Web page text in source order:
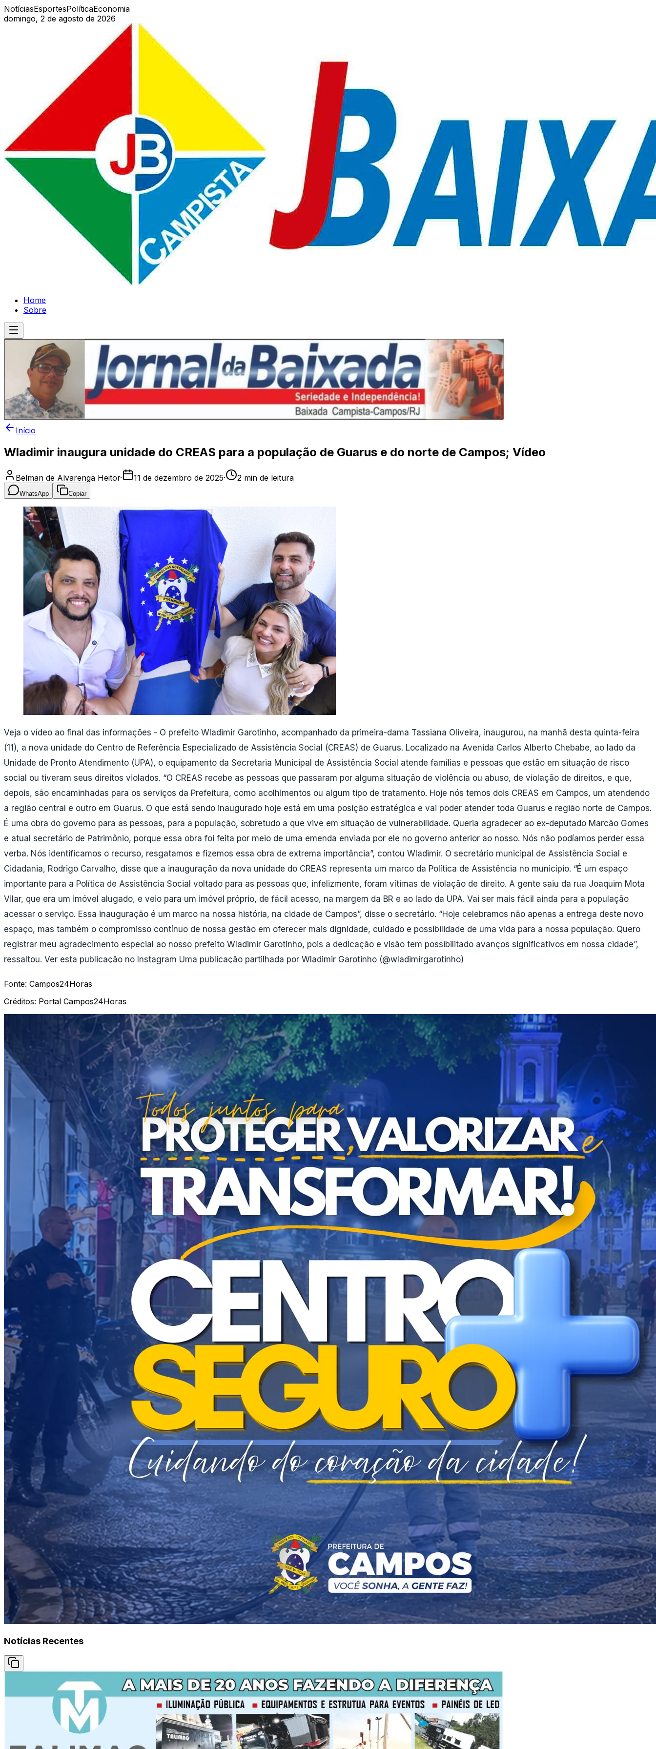
NotíciasEsportesPolíticaEconomia
domingo, 2 de agosto de 2026
Home
Sobre
Início
Wladimir inaugura unidade do CREAS para a população de Guarus e do norte de Campos; Vídeo
Belman de Alvarenga Heitor· 11 de dezembro de 2025· 2 min de leitura
WhatsApp Copiar
Veja o vídeo ao final das informações - O prefeito Wladimir Garotinho, acompanhado da primeira-dama Tassiana Oliveira, inaugurou, na manhã desta quinta-feira
(11), a nova unidade do Centro de Referência Especializado de Assistência Social (CREAS) de Guarus. Localizado na Avenida Carlos Alberto Chebabe, ao lado da
Unidade de Pronto Atendimento (UPA), o equipamento da Secretaria Municipal de Assistência Social atende famílias e pessoas que estão em situação de risco
social ou tiveram seus direitos violados. “O CREAS recebe as pessoas que passaram por alguma situação de violência ou abuso, de violação de direitos, e que,
depois, são encaminhadas para os serviços da Prefeitura, como acolhimentos ou algum tipo de tratamento. Hoje nós temos dois CREAS em Campos, um atendendo
a região central e outro em Guarus. O que está sendo inaugurado hoje está em uma posição estratégica e vai poder atender toda Guarus e região norte de Campos.
É uma obra do governo para as pessoas, para a população, sobretudo a que vive em situação de vulnerabilidade. Queria agradecer ao ex-deputado Marcão Gomes
e atual secretário de Patrimônio, porque essa obra foi feita por meio de uma emenda enviada por ele no governo anterior ao nosso. Nós não podíamos perder essa
verba. Nós identificamos o recurso, resgatamos e fizemos essa obra de extrema importância”, contou Wladimir. O secretário municipal de Assistência Social e
Cidadania, Rodrigo Carvalho, disse que a inauguração da nova unidade do CREAS representa um marco da Política de Assistência no município. “É um espaço
importante para a Política de Assistência Social voltado para as pessoas que, infelizmente, foram vítimas de violação de direito. A gente saiu da rua Joaquim Mota
Vilar, que era um imóvel alugado, e veio para um imóvel próprio, de fácil acesso, na margem da BR e ao lado da UPA. Vai ser mais fácil ainda para a população
acessar o serviço. Essa inauguração é um marco na nossa história, na cidade de Campos”, disse o secretário. “Hoje celebramos não apenas a entrega deste novo
espaço, mas também o compromisso contínuo de nossa gestão em oferecer mais dignidade, cuidado e possibilidade de uma vida para a nossa população. Quero
registrar meu agradecimento especial ao nosso prefeito Wladimir Garotinho, pois a dedicação e visão tem possibilitado avanços significativos em nossa cidade”,
ressaltou. Ver esta publicação no Instagram Uma publicação partilhada por Wladimir Garotinho (@wladimirgarotinho)
Fonte: Campos24Horas
Créditos: Portal Campos24Horas
Notícias Recentes